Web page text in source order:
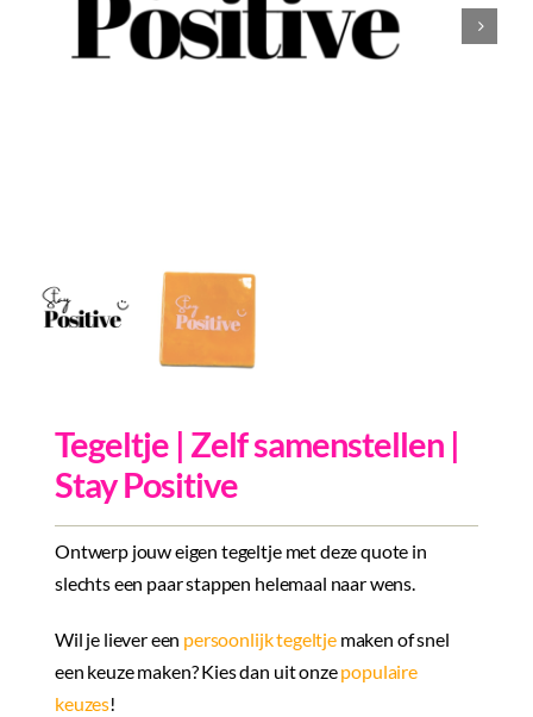
Tegeltjes
Overige
Tegeltje | Zelf samenstellen |
Stay Positive
Ontwerp jouw eigen tegeltje met deze quote in
slechts een paar stappen helemaal naar wens.
Wil je liever een persoonlijk tegeltjemaken of snel
een keuze maken? Kies dan uit onzepopulaire
keuzes!